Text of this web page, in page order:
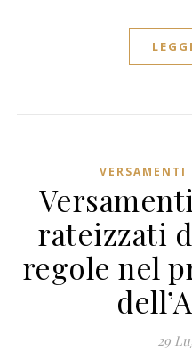
VERSAMENTI
rateizzati
regole nel
29